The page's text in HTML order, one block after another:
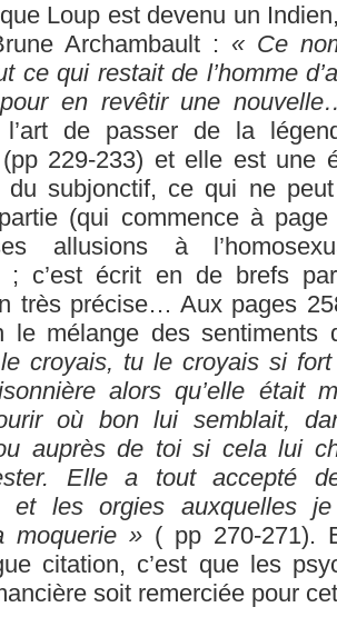
que Loup est devenu un
Archambault : « Ce
ce qui restait de l’homme
en revêtir une
de passer de la
229-233) et elle est une
du subjonctif, ce qui ne
(qui commence à
allusions à
; c’est écrit en de brefs
très précise… Aux pages
le mélange des
croyais, tu le croyais si
alors qu’elle était
où bon lui semblait,
auprès de toi si cela lui
Elle a tout accepté
et les orgies auxquelles
moquerie » ( pp 270-271).
citation, c’est que les
soit remerciée pour